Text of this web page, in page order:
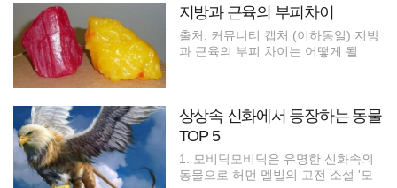
지방과 근육의 부피차이
출처: 커뮤니티 캡처 (이하동일) 지방
과 근육의 부피 차이는 어떻게 될
상상속 신화에서 등장하는 동물
TOP 5
1. 모비딕모비딕은 유명한 신화속의
동물으로 허먼 멜빌의 고전 소설 '모